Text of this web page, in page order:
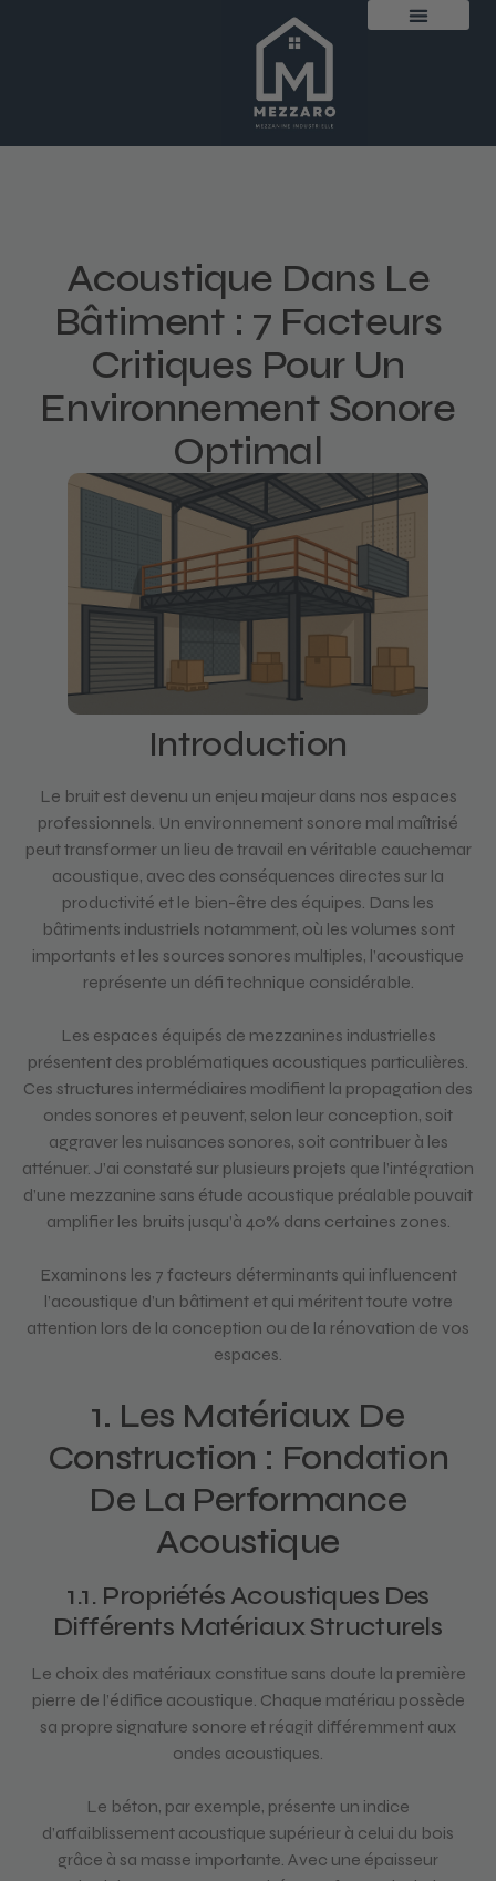
Acoustique Dans Le
Bâtiment : 7 Facteurs
Critiques Pour Un
Environnement Sonore
Optimal
Introduction
Le bruit est devenu un enjeu majeur dans nos espaces
professionnels. Un environnement sonore mal maîtrisé
peut transformer un lieu de travail en véritable cauchemar
acoustique, avec des conséquences directes sur la
productivité et le bien-être des équipes. Dans les
bâtiments industriels notamment, où les volumes sont
importants et les sources sonores multiples, l’acoustique
représente un défi technique considérable.
Les espaces équipés de mezzanines industrielles
présentent des problématiques acoustiques particulières.
Ces structures intermédiaires modifient la propagation des
ondes sonores et peuvent, selon leur conception, soit
aggraver les nuisances sonores, soit contribuer à les
atténuer. J’ai constaté sur plusieurs projets que l’intégration
d’une mezzanine sans étude acoustique préalable pouvait
amplifier les bruits jusqu’à 40% dans certaines zones.
Examinons les 7 facteurs déterminants qui influencent
l’acoustique d’un bâtiment et qui méritent toute votre
attention lors de la conception ou de la rénovation de vos
espaces.
1. Les Matériaux De
Construction : Fondation
De La Performance
Acoustique
1.1. Propriétés Acoustiques Des
Différents Matériaux Structurels
Le choix des matériaux constitue sans doute la première
pierre de l’édifice acoustique. Chaque matériau possède
sa propre signature sonore et réagit différemment aux
ondes acoustiques.
Le béton, par exemple, présente un indice
d’affaiblissement acoustique supérieur à celui du bois
grâce à sa masse importante. Avec une épaisseur